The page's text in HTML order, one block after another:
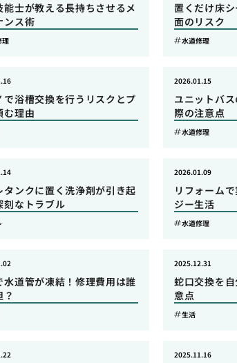
能士が教える長持ちさせるメ
ンス術
理
置くだけ床
面のリスク
水道修理
で浴槽交換を行うリスクとプ
む理由
ユニットバ
際の注意点
2026.01.15
水道修理
タンクに置く洗浄剤が引き起
刻なトラブル
リフォーム
ジー生活
2026.01.09
水道修理
水道管が凍結！修理費用は誰
蛇口交換を
意点
2025.12.31
生活
2025.11.16